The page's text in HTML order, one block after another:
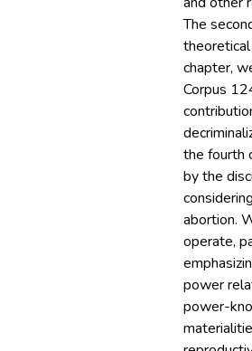
The
chapter,
Corpus
the fourth
by the
abortion.
operate,
power
power-